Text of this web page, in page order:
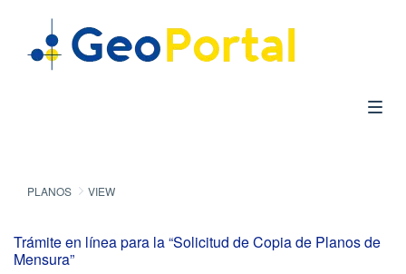
PLANOS VIEW
Trámite en línea para la “Solicitud de Copia de Planos de
Mensura”